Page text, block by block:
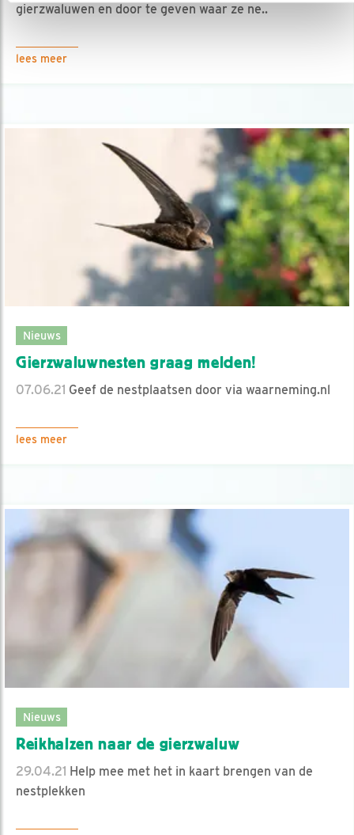
gierzwaluwen en door te geven waar ze ne..
lees meer
Nieuws
Gierzwaluwnesten graag melden!
07.06.21 Geef de nestplaatsen door via waarneming.nl
lees meer
Nieuws
Reikhalzen naar de gierzwaluw
29.04.21 Help mee met het in kaart brengen van de
nestplekken